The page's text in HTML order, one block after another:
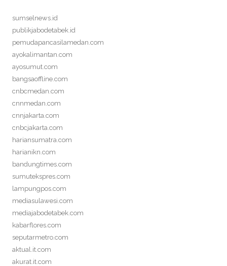
sumselnews.id
publikjabodetabek.id
pemudapancasilamedan.com
ayokalimantan.com
ayosumut.com
bangsaoffline.com
cnbcmedan.com
cnnmedan.com
cnnjakarta.com
cnbcjakarta.com
hariansumatra.com
harianikn.com
bandungtimes.com
sumutekspres.com
lampungpos.com
mediasulawesi.com
mediajabodetabek.com
kabarflores.com
seputarmetro.com
aktual.it.com
akurat.it.com